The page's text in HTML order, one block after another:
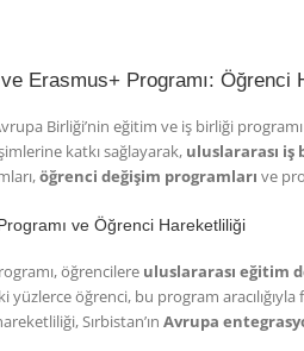
ve Erasmus+ Programı:
Birliği’nin eğitim ve iş birliği
katkı sağlayarak, uluslararası iş
öğrenci değişim programları ve
ve Öğrenci Hareketliliği
öğrencilere uluslararası eğitim
yüzlerce öğrenci, bu program
Sırbistan’ın Avrupa